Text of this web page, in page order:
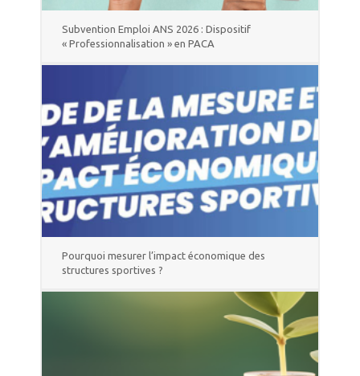
Subvention Emploi ANS 2026 : Dispositif
« Professionnalisation » en PACA
Pourquoi mesurer l’impact économique des
structures sportives ?